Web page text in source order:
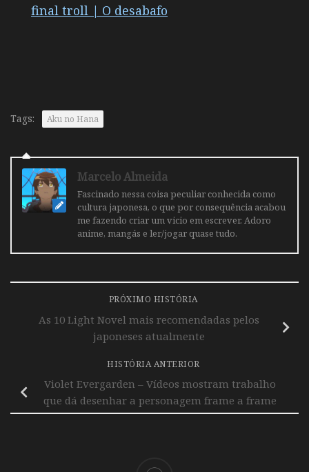
final troll | O desabafo
Tags: Aku no Hana
Marcelo Almeida
Fascinado nessa coisa peculiar conhecida como
cultura japonesa, o que por consequência acabou
me fazendo criar um vicio em escrever. Adoro
anime, mangás e ler/jogar quase tudo.
PRÓXIMO HISTÓRIA
As 10 Light Novel mais recomendadas pelos
japoneses atualmente
HISTÓRIA ANTERIOR
Violet Evergarden – Vídeos mostram trabalho
que dá desenhar a personagem frame a frame